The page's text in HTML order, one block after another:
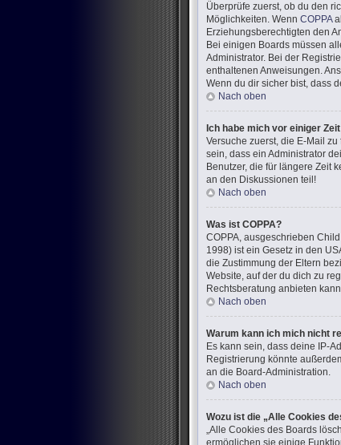
Überprüfe zuerst, ob du den
Möglichkeiten. Wenn COPPA
Erziehungsberechtigten den
Bei einigen Boards müssen
Administrator. Bei der
enthaltenen Anweisungen.
Wenn du dir sicher bist, dass
Nach oben
Ich habe mich vor einiger
Versuche zuerst, die E-Mail
sein, dass ein Administrator
Benutzer, die für längere Zeit
an den Diskussionen teil!
Nach oben
Was ist COPPA?
COPPA, ausgeschrieben
1998) ist ein Gesetz in den
die Zustimmung der Eltern
Website, auf der du dich zu
Rechtsberatung anbieten
Nach oben
Warum kann ich mich nicht
Es kann sein, dass deine IP-
Registrierung könnte
an die Board-Administration.
Nach oben
Wozu ist die „Alle Cookies
„Alle Cookies des Boards
ermöglichen sie einige